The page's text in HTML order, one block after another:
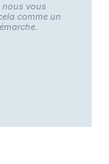
nous vous
comme un